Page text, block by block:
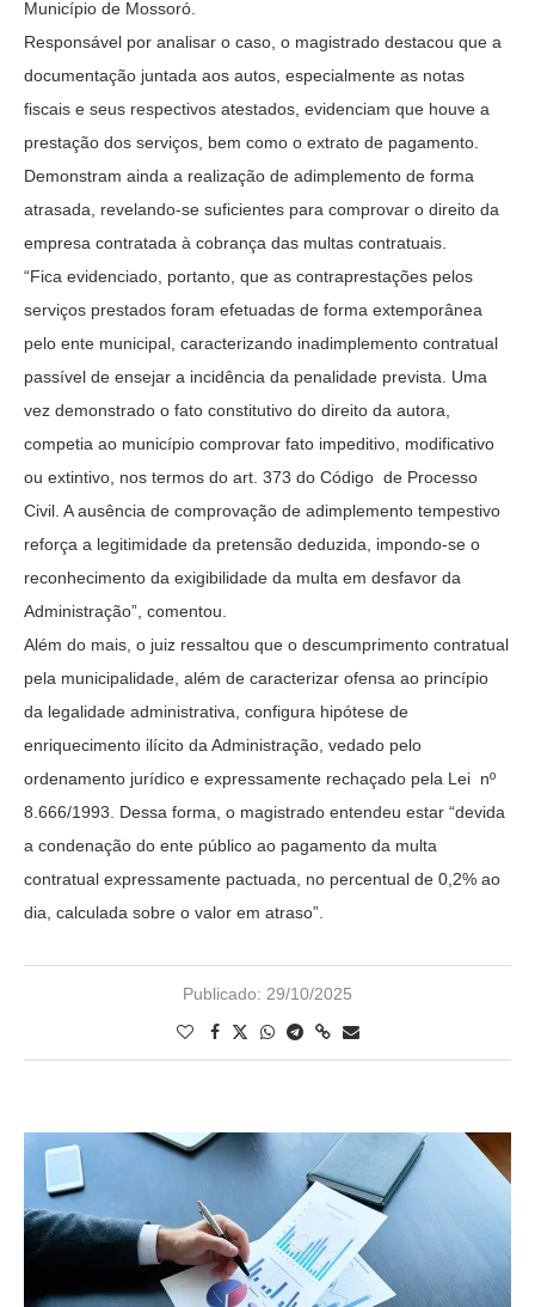
Município de Mossoró.
Responsável por analisar o caso, o magistrado destacou que a
documentação juntada aos autos, especialmente as notas
fiscais e seus respectivos atestados, evidenciam que houve a
prestação dos serviços, bem como o extrato de pagamento.
Demonstram ainda a realização de adimplemento de forma
atrasada, revelando-se suficientes para comprovar o direito da
empresa contratada à cobrança das multas contratuais.
“Fica evidenciado, portanto, que as contraprestações pelos
serviços prestados foram efetuadas de forma extemporânea
pelo ente municipal, caracterizando inadimplemento contratual
passível de ensejar a incidência da penalidade prevista. Uma
vez demonstrado o fato constitutivo do direito da autora,
competia ao município comprovar fato impeditivo, modificativo
ou extintivo, nos termos do art. 373 do Código de Processo
Civil. A ausência de comprovação de adimplemento tempestivo
reforça a legitimidade da pretensão deduzida, impondo-se o
reconhecimento da exigibilidade da multa em desfavor da
Administração”, comentou.
Além do mais, o juiz ressaltou que o descumprimento contratual
pela municipalidade, além de caracterizar ofensa ao princípio
da legalidade administrativa, configura hipótese de
enriquecimento ilícito da Administração, vedado pelo
ordenamento jurídico e expressamente rechaçado pela Lei nº
8.666/1993. Dessa forma, o magistrado entendeu estar “devida
a condenação do ente público ao pagamento da multa
contratual expressamente pactuada, no percentual de 0,2% ao
dia, calculada sobre o valor em atraso”.
Publicado: 29/10/2025